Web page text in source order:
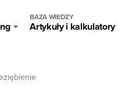
BAZA WIEDZY
Artykuły i kalkulatory